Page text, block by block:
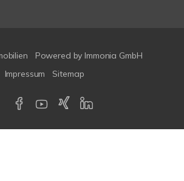
Powered by Immonia GmbH
Impressum
Sitemap